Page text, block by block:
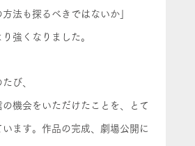
方法も探るべきではないか」
強くなりました。
び、
の機会をいただけたことを、とて
います。作品の完成、劇場公開に